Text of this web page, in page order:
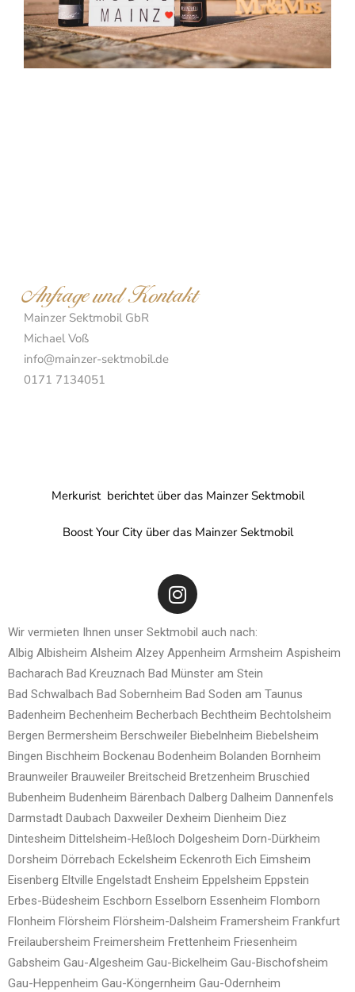
Anfrage und Kontakt
Mainzer Sektmobil GbR
Michael Voß
info@mainzer-sektmobil.de
0171 7134051
Merkurist berichtet über das Mainzer Sektmobil
Boost Your City über das Mainzer Sektmobil
Wir vermieten Ihnen unser Sektmobil auch nach:
Albig Albisheim Alsheim Alzey Appenheim Armsheim Aspisheim
Bacharach Bad Kreuznach Bad Münster am Stein
Bad Schwalbach Bad Sobernheim Bad Soden am Taunus
Badenheim Bechenheim Becherbach Bechtheim Bechtolsheim
Bergen Bermersheim Berschweiler Biebelnheim Biebelsheim
Bingen Bischheim Bockenau Bodenheim Bolanden Bornheim
Braunweiler Brauweiler Breitscheid Bretzenheim Bruschied
Bubenheim Budenheim Bärenbach Dalberg Dalheim Dannenfels
Darmstadt Daubach Daxweiler Dexheim Dienheim Diez
Dintesheim Dittelsheim-Heßloch Dolgesheim Dorn-Dürkheim
Dorsheim Dörrebach Eckelsheim Eckenroth Eich Eimsheim
Eisenberg Eltville Engelstadt Ensheim Eppelsheim Eppstein
Erbes-Büdesheim Eschborn Esselborn Essenheim Flomborn
Flonheim Flörsheim Flörsheim-Dalsheim Framersheim Frankfurt
Freilaubersheim Freimersheim Frettenheim Friesenheim
Gabsheim Gau-Algesheim Gau-Bickelheim Gau-Bischofsheim
Gau-Heppenheim Gau-Köngernheim Gau-Odernheim